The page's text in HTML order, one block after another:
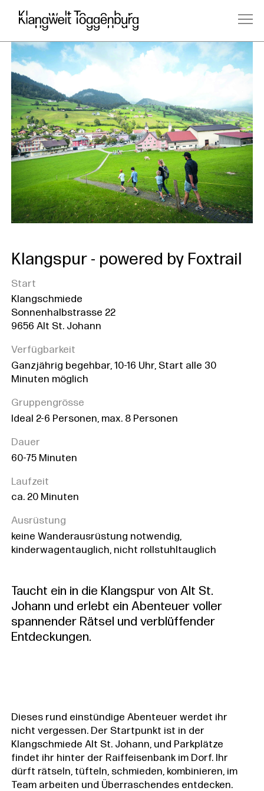
Klangspur - powered by Foxtrail
Start
Klangschmiede
Sonnenhalbstrasse 22
9656 Alt St. Johann
Verfügbarkeit
Ganzjährig begehbar, 10-16 Uhr, Start alle 30
Minuten möglich
Gruppengrösse
Ideal 2-6 Personen, max. 8 Personen
Dauer
60-75 Minuten
Laufzeit
ca. 20 Minuten
Ausrüstung
keine Wanderausrüstung notwendig,
kinderwagentauglich, nicht rollstuhltauglich
Taucht ein in die Klangspur von Alt St.
Johann und erlebt ein Abenteuer voller
spannender Rätsel und verblüffender
Entdeckungen.
Dieses rund einstündige Abenteuer werdet ihr
nicht vergessen. Der Startpunkt ist in der
Klangschmiede Alt St. Johann, und Parkplätze
findet ihr hinter der Raiffeisenbank im Dorf. Ihr
dürft rätseln, tüfteln, schmieden, kombinieren, im
Team arbeiten und Überraschendes entdecken.